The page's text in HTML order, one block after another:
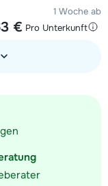
1 Woche ab
€ Pro Unterkunft